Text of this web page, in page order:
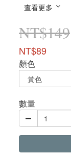
查看更多
NT$149
NT$89
顏色
數量